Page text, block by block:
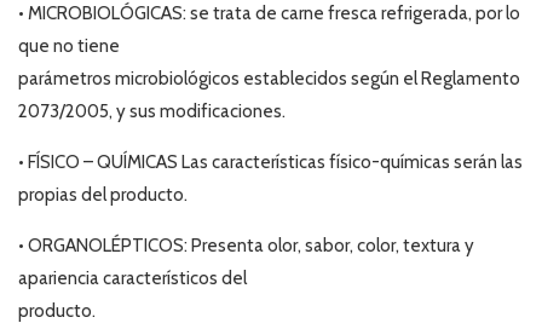
• MICROBIOLÓGICAS: se trata de carne fresca refrigerada, por lo
que no tiene
parámetros microbiológicos establecidos según el Reglamento
2073/2005, y sus modificaciones.
• FÍSICO – QUÍMICAS Las características físico-químicas serán las
propias del producto.
• ORGANOLÉPTICOS: Presenta olor, sabor, color, textura y
apariencia característicos del
producto.